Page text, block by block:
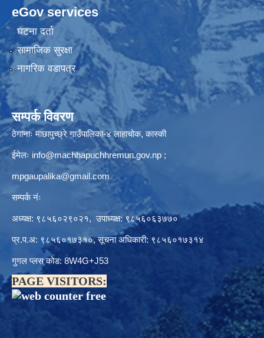
eGov services
घटना दर्ता
सामाजिक सुरक्षा
नागरिक वडापत्र
सम्पर्क विवरण
ठेगानाः माछापुच्छ्रे गाउँपालिका-४ लाहाचोक, कास्की
ईमेलः info@machhapuchhremun.gov.np ;
mpgaupalika@gmail.com
सम्पर्क नंः
अध्यक्ष: ९८५६०२९०२१, उपाध्यक्ष: ९८५६०६३७७०
प्र.प.अ: ९८५६०१७३१०, सूचना अधिकारी: ९८५६०१७३१४
गुगल प्लस कोड: 8W4G+J53
PAGE VISITORS: